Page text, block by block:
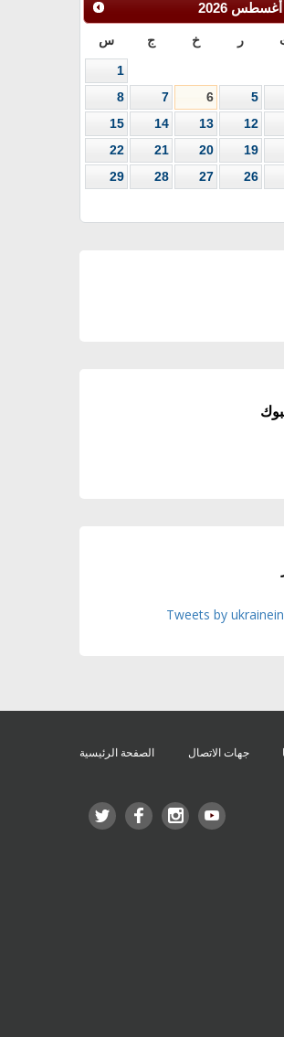
أغسطس 2026
ر خ ج س
1
5
6
7
8
12
13
14
15
19
20
21
22
26
27
28
29
Tweets by
جهات الاتصال الصفحة الرئيسية